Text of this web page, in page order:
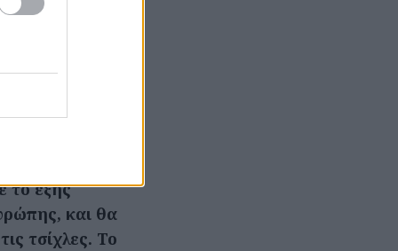
Είναι
του ευρώ
το εξής
και θα
τσίχλες. Το